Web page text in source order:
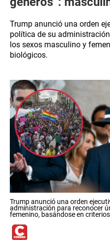
Trump anunció una orden
política de su
los sexos masculino y
biológicos.
Trump anunció una orden
administración para reconocer
femenino, basándose en